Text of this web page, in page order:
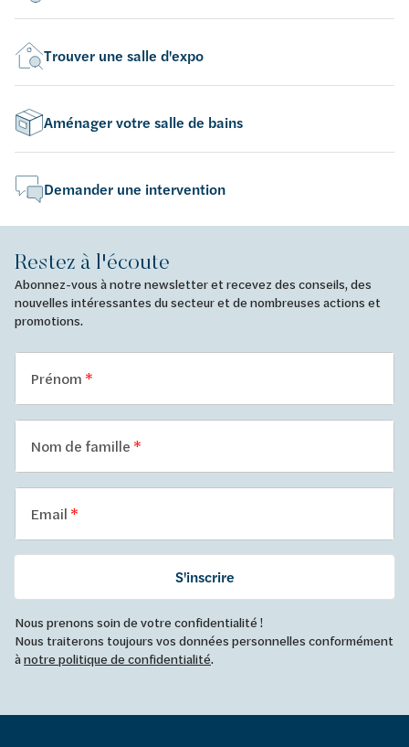
Trouver une salle d'expo
Aménager votre salle de bains
Demander une intervention
Restez à l'écoute
Abonnez-vous à notre newsletter et recevez des conseils, des
nouvelles intéressantes du secteur et de nombreuses actions et
promotions.
Prénom
Nom de famille
Email
S'inscrire
Nous prenons soin de votre confidentialité !
Nous traiterons toujours vos données personnelles conformément
ànotre politique de confidentialité.